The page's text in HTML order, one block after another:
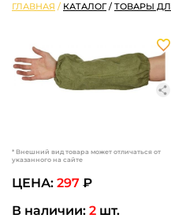
ГЛАВНАЯ / КАТАЛОГ/ ТОВАРЫ
* Внешний вид товара может отличаться от
указанного на сайте
ЦЕНА: 297 ₽
В наличии: 2 шт.